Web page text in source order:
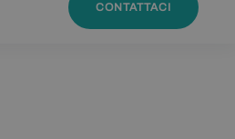
CONTATTACI